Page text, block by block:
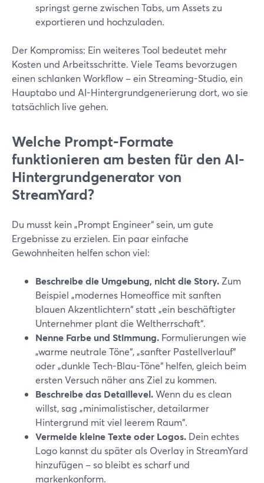
springst gerne zwischen Tabs, um Assets zu
exportieren und hochzuladen.
Der Kompromiss: Ein weiteres Tool bedeutet mehr
Kosten und Arbeitsschritte. Viele Teams bevorzugen
einen schlanken Workflow – ein Streaming-Studio, ein
Hauptabo und AI-Hintergrundgenerierung dort, wo sie
tatsächlich live gehen.
Welche Prompt-Formate
funktionieren am besten für den AI-
Hintergrundgenerator von
StreamYard?
Du musst kein „Prompt Engineer“ sein, um gute
Ergebnisse zu erzielen. Ein paar einfache
Gewohnheiten helfen schon viel:
Beschreibe die Umgebung, nicht die Story. Zum
Beispiel „modernes Homeoffice mit sanften
blauen Akzentlichtern“ statt „ein beschäftigter
Unternehmer plant die Weltherrschaft“.
Nenne Farbe und Stimmung. Formulierungen wie
„warme neutrale Töne“, „sanfter Pastellverlauf“
oder „dunkle Tech-Blau-Töne“ helfen, gleich beim
ersten Versuch näher ans Ziel zu kommen.
Beschreibe das Detaillevel.Wenn du es clean
willst, sag „minimalistischer, detailarmer
Hintergrund mit viel leerem Raum“.
Vermeide kleine Texte oder Logos. Dein echtes
Logo kannst du später als Overlay in StreamYard
hinzufügen – so bleibt es scharf und
markenkonform.